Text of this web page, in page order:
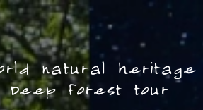
natural heritage
Deep forest tour